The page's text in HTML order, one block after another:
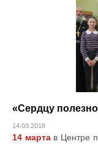
«Сердцу
14.03.2018
14 мартав Центре